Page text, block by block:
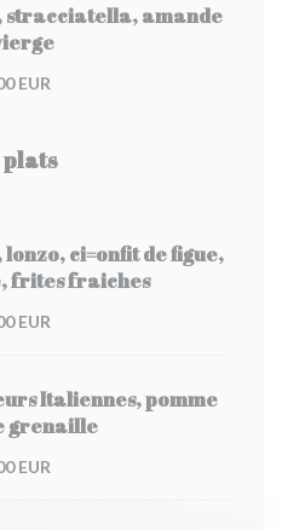
amande
EUR
plats
ci=onfit de figue,
frites fraiches
EUR
Italiennes, pomme
grenaille
EUR